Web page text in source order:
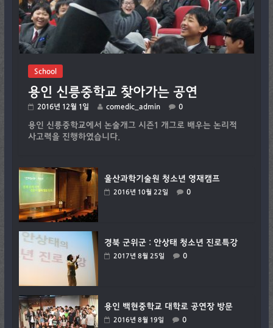
School
용인 신릉중학교 찾아가는 공연
2016년 12월 1일 comedic_admin 0
용인 신릉중학교에서 논술개그 시즌1 개그로 배우는 논리적
사고력을 진행하였습니다.
울산과학기술원 청소년 영재캠프
2016년 10월 22일 0
경북 군위군 : 안상태 청소년 진로특강
2017년 8월 25일 0
용인 백현중학교 대학로 공연장 방문
2016년 8월 19일 0